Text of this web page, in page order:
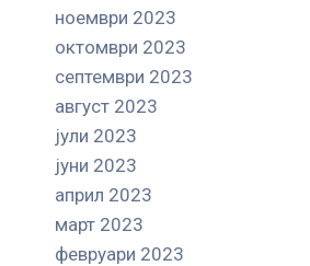
ноември 2023
октомври 2023
септември 2023
август 2023
јули 2023
јуни 2023
април 2023
март 2023
февруари 2023